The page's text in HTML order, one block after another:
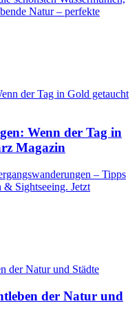
Natur – perfekte
Wenn der Tag in
Magazin
– Tipps
Sightseeing. Jetzt
der Natur und